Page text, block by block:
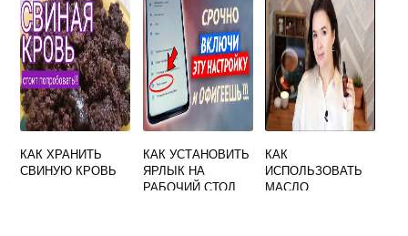
КАК ХРАНИТЬ
СВИНУЮ КРОВЬ
КАК УСТАНОВИТЬ
ЯРЛЫК НА
РАБОЧИЙ СТОЛ
КАК
ИСПОЛЬЗОВАТЬ
МАСЛО